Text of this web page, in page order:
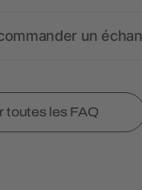
un
toutes les FAQ